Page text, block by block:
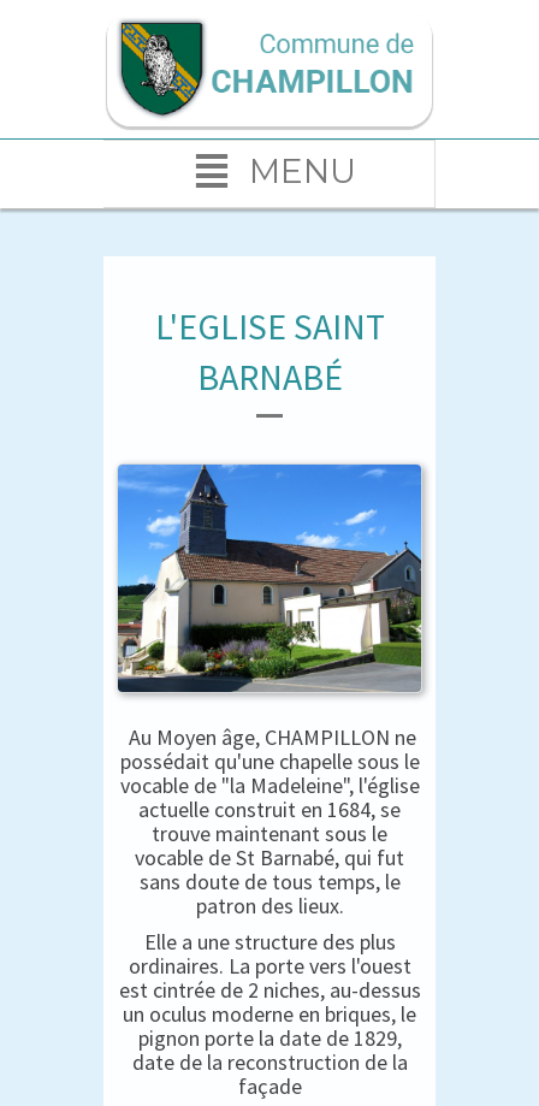
MENU
L'EGLISE SAINT
BARNABÉ
Au Moyen âge, CHAMPILLON ne
possédait qu'une chapelle sous le
vocable de "la Madeleine", l'église
actuelle construit en 1684, se
trouve maintenant sous le
vocable de St Barnabé, qui fut
sans doute de tous temps, le
patron des lieux.
Elle a une structure des plus
ordinaires. La porte vers l'ouest
est cintrée de 2 niches, au-dessus
un oculus moderne en briques, le
pignon porte la date de 1829,
date de la reconstruction de la
façade